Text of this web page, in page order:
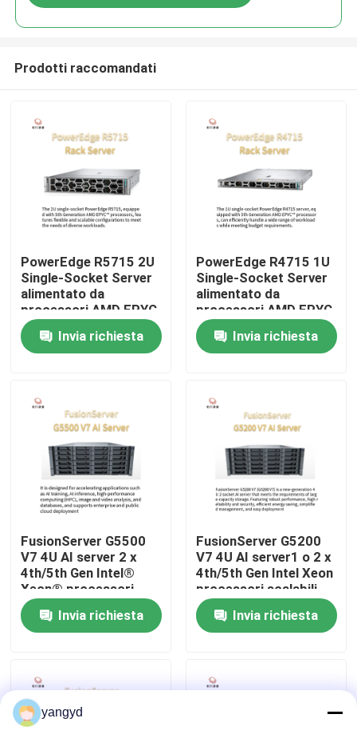
Casa.
Prodotti
Visita alla fabbrica
Controllo della qualità
Contattaci
Notizie
Casi
Server di stoccaggio di scaffale
Prodotti raccomandati
PowerEdge R5715 2U
Single-Socket Server
alimentato da
processori AMD EPYC
di 5a generazione
Invia richiesta
PowerEdge R4715 1U
Single-Socket Server
alimentato da
processori AMD EPYC
di 5a generazione
Invia richiesta
FusionServer G5500
V7 4U AI server 2 x
4th/5th Gen Intel®
Xeon® processori
scalabili
Invia richiesta
FusionServer G5200
V7 4U AI server1 o 2 x
4th/5th Gen Intel Xeon
processori scalabili
Invia richiesta
yangyd